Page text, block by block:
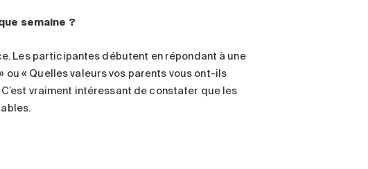
semaine ?
Les participantes débutent en répondant à une
« Quelles valeurs vos parents vous ont-ils
vraiment intéressant de constater que les